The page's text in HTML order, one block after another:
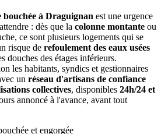
à Draguignan est une urgence
: dès que la colonne montante ou
ce sont plusieurs logements qui se
risque de refoulement des eaux usées
douches des étages inférieurs.
les habitants, syndics et gestionnaires
un réseau d'artisans de confiance
collectives, disponibles 24h/24 et
annoncé à l'avance, avant tout
et engorgée